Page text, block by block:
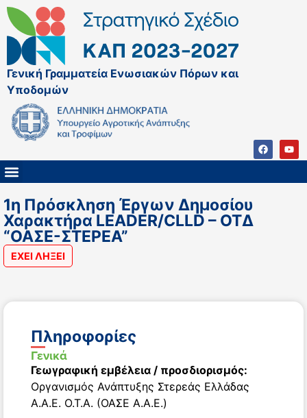
Γενική Γραμματεία Ενωσιακών Πόρων και
Υποδομών
1η Πρόσκληση Έργων Δημοσίου
Χαρακτήρα LEADER/CLLD – ΟΤΔ
“ΟΑΣΕ-ΣΤΕΡΕΑ”
ΕΧΕΙ ΛΗΞΕΙ
Πληροφορίες
Γενικά
Γεωγραφική εμβέλεια / προσδιορισμός:
Οργανισμός Ανάπτυξης Στερεάς Ελλάδας
Α.Α.Ε. Ο.Τ.Α. (ΟΑΣΕ Α.Α.Ε.)